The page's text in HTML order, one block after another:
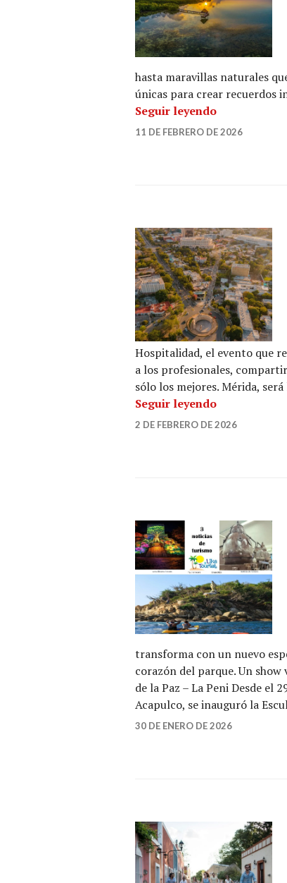
hasta maravillas naturales
únicas para crear recuerdos
Seguir leyendoVive el mes
11 DE FEBRERO DE 2026
Hospitalidad, el evento que
a los profesionales,
sólo los mejores. Mérida,
Seguir leyendoYa viene el
2 DE FEBRERO DE 2026
transforma con un nuevo
corazón del parque. Un
de la Paz – La Peni Desde el
Acapulco, se inauguró la
30 DE ENERO DE 2026